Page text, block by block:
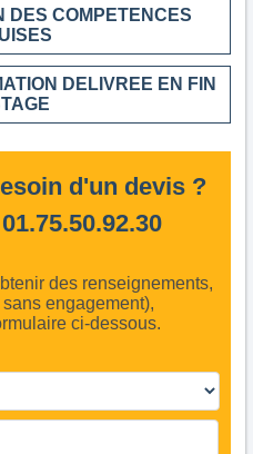
DES COMPETENCES
DELIVREE EN FIN
d'un devis ?
des renseignements,
engagement),
ci-dessous.